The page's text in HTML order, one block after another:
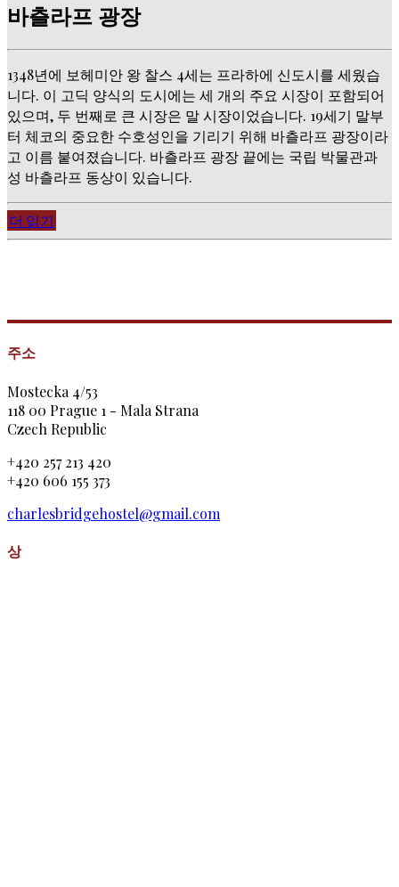
바츨라프 광장
1348년에 보헤미안 왕 찰스 4세는 프라하에 신도시를 세웠습
니다. 이 고딕 양식의 도시에는 세 개의 주요 시장이 포함되어
있으며, 두 번째로 큰 시장은 말 시장이었습니다. 19세기 말부
터 체코의 중요한 수호성인을 기리기 위해 바츨라프 광장이라
고 이름 붙여졌습니다. 바츨라프 광장 끝에는 국립 박물관과
성 바츨라프 동상이 있습니다.
더 읽기
주소
Mostecka 4/53
118 00 Prague 1 - Mala Strana
Czech Republic
+420 257 213 420
+420 606 155 373
charlesbridgehostel@gmail.com
상